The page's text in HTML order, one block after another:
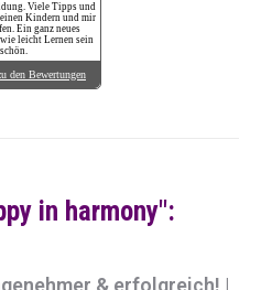
Viele Tipps und
Kindern und mir
Ein ganz neues
leicht Lernen sein
den Bewertungen
in harmony":
& erfolgreich! |